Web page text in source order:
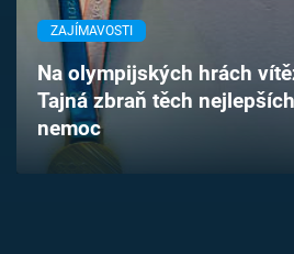
TV Program
Časopis
Sledujte prima+
ZAJÍMAVOSTI
Na olympijských hrách
Tajná zbraň těch
nemoc